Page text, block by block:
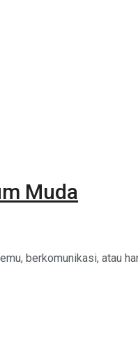
Muda
berkomunikasi, atau